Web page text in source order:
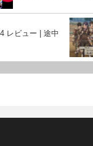
レビュー | 途中